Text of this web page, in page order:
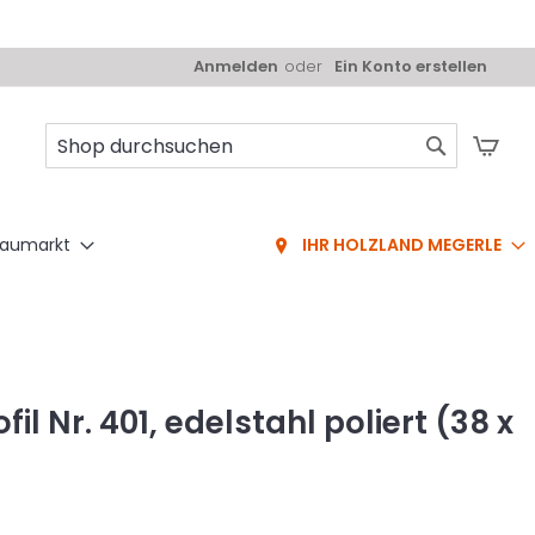
Anmelden Ein Konto erstellen
IHR HOLZLAND MEGERLE
Nr. 401, edelstahl poliert (38 x